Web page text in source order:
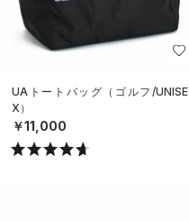
UAトートバッグ（ゴルフ/UNISE
X）
￥11,000